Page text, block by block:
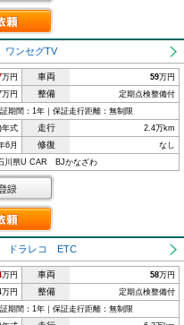
ワンセグTV
万円 車両 59万円
円 整備 定期点検整備付
期間：1年｜保証走行距離：無制限
年式 走行 2.4万km
6月 修復 なし
川県U CAR BJかなざわ
ドラレコ ETC
万円 車両 58万円
円 整備 定期点検整備付
期間：1年｜保証走行距離：無制限